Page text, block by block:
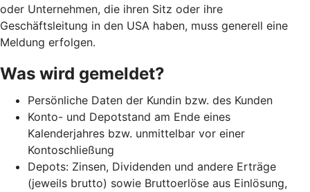
oder Unternehmen, die ihren Sitz oder ihre
Geschäftsleitung in den USA haben, muss generell eine
Meldung erfolgen.
Was wird gemeldet?
Persönliche Daten der Kundin bzw. des Kunden
Konto- und Depotstand am Ende eines
Kalenderjahres bzw. unmittelbar vor einer
Kontoschließung
Depots: Zinsen, Dividenden und andere Erträge
(jeweils brutto) sowie Bruttoerlöse aus Einlösung,